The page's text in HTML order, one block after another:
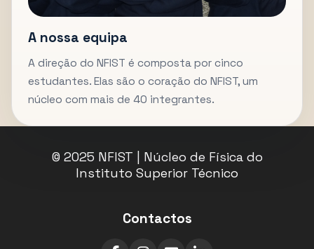
A nossa equipa
A direção do NFIST é composta por cinco
estudantes. Elas são o coração do NFIST, um
núcleo com mais de 40 integrantes.
© 2025 NFIST | Núcleo de Física do
Instituto Superior Técnico
Contactos